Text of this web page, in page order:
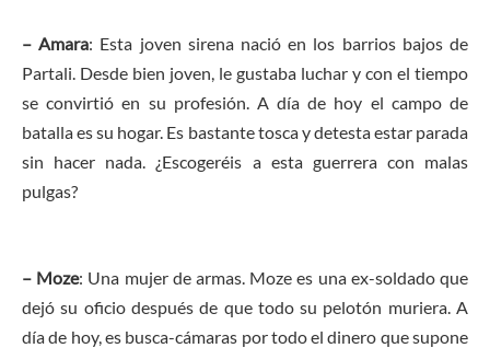
– Amara: Esta joven sirena nació en los barrios bajos de
Partali. Desde bien joven, le gustaba luchar y con el tiempo
se convirtió en su profesión. A día de hoy el campo de
batalla es su hogar. Es bastante tosca y detesta estar parada
sin hacer nada. ¿Escogeréis a esta guerrera con malas
pulgas?
– Moze: Una mujer de armas. Moze es una ex-soldado que
dejó su oficio después de que todo su pelotón muriera. A
día de hoy, es busca-cámaras por todo el dinero que supone